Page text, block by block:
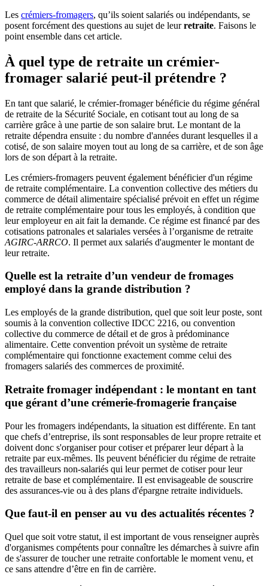
Les crémiers-fromagers, qu’ils soient salariés ou indépendants, se
posent forcément des questions au sujet de leurretraite. Faisons le
point ensemble dans cet article.
À quel type de retraite un crémier-
fromager salarié peut-il prétendre ?
En tant que salarié, le crémier-fromager bénéficie du régime général
de retraite de la Sécurité Sociale, en cotisant tout au long de sa
carrière grâce à une partie de son salaire brut. Le montant de la
retraite dépendra ensuite : du nombre d'années durant lesquelles il a
cotisé, de son salaire moyen tout au long de sa carrière, et de son âge
lors de son départ à la retraite.
Les crémiers-fromagers peuvent également bénéficier d'un régime
de retraite complémentaire. La convention collective des métiers du
commerce de détail alimentaire spécialisé prévoit en effet un régime
de retraite complémentaire pour tous les employés, à condition que
leur employeur en ait fait la demande. Ce régime est financé par des
cotisations patronales et salariales versées à l’organisme de retraite
AGIRC-ARRCO. Il permet aux salariés d'augmenter le montant de
leur retraite.
Quelle est la retraite d’un vendeur de fromages
employé dans la grande distribution ?
Les employés de la grande distribution, quel que soit leur poste, sont
soumis à la convention collective IDCC 2216, ou convention
collective du commerce de détail et de gros à prédominance
alimentaire. Cette convention prévoit un système de retraite
complémentaire qui fonctionne exactement comme celui des
fromagers salariés des commerces de proximité.
Retraite fromager indépendant : le montant en tant
que gérant d’une crémerie-fromagerie française
Pour les fromagers indépendants, la situation est différente. En tant
que chefs d’entreprise, ils sont responsables de leur propre retraite et
doivent donc s'organiser pour cotiser et préparer leur départ à la
retraite par eux-mêmes. Ils peuvent bénéficier du régime de retraite
des travailleurs non-salariés qui leur permet de cotiser pour leur
retraite de base et complémentaire. Il est envisageable de souscrire
des assurances-vie ou à des plans d'épargne retraite individuels.
Que faut-il en penser au vu des actualités récentes ?
Quel que soit votre statut, il est important de vous renseigner auprès
d'organismes compétents pour connaître les démarches à suivre afin
de s'assurer de toucher une retraite confortable le moment venu, et
ce sans attendre d’être en fin de carrière.